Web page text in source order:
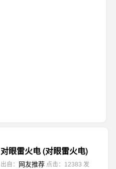
对眼雷火电 (对眼雷火电)
出自： 网友推荐 点击：12383 发